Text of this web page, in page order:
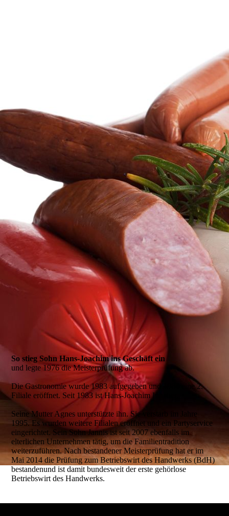
So stieg Sohn Hans-Joachim ins Geschäft ein
und legte 1976 die Meisterprüfung ab.
Die Gastronomie wurde 1983 aufgegeben und 1984 eine 2.
Filiale eröffnet. Seit 1983 ist Hans-Joachim Inhaber.
Seine Mutter Agnes unterstützte ihn. Sie verstarb im Jahre
1995. Es wurden weitere Filialen eröffnet und ein Partyservice
eingerichtet. Sein Sohn Jannis ist seit 2007 ebenfalls im
elterlichen Unternehmen tätig, um die Familientradition
weiterzuführen. Nach bestandener Meisterprüfung hat er im
Mai 2014 die Prüfung zum Betriebswirt des Handwerks (BdH)
bestandenund ist damit bundesweit der erste gehörlose
Betriebswirt des Handwerks.